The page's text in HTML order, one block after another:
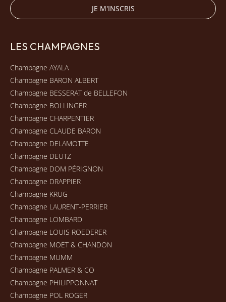
LES CHAMPAGNES
Champagne AYALA
Champagne BARON ALBERT
Champagne BESSERAT de BELLEFON
Champagne BOLLINGER
Champagne CHARPENTIER
Champagne CLAUDE BARON
Champagne DELAMOTTE
Champagne DEUTZ
Champagne DOM PÉRIGNON
Champagne DRAPPIER
Champagne KRUG
Champagne LAURENT-PERRIER
Champagne LOMBARD
Champagne LOUIS ROEDERER
Champagne MOËT & CHANDON
Champagne MUMM
Champagne PALMER & CO
Champagne PHILIPPONNAT
Champagne POL ROGER